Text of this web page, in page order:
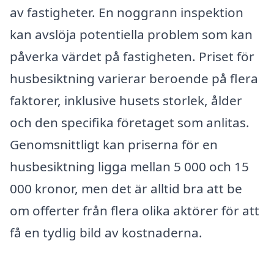
av fastigheter. En noggrann inspektion
kan avslöja potentiella problem som kan
påverka värdet på fastigheten. Priset för
husbesiktning varierar beroende på flera
faktorer, inklusive husets storlek, ålder
och den specifika företaget som anlitas.
Genomsnittligt kan priserna för en
husbesiktning ligga mellan 5 000 och 15
000 kronor, men det är alltid bra att be
om offerter från flera olika aktörer för att
få en tydlig bild av kostnaderna.